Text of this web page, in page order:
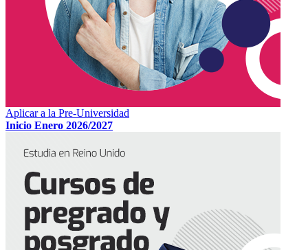
Aplicar a la Pre-Universidad
Inicio Enero 2026/2027